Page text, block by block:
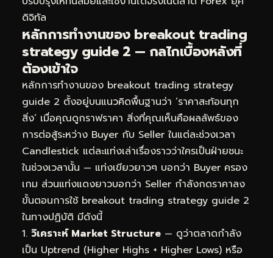
ดิจิทัล
หลักการทำงานของ breakout trading
strategy guide 2 — กลไกเบื้องหลังที่
ต้องเข้าใจ
หลักการทำงานของ breakout trading strategy
guide 2 ตั้งอยู่บนแนวคิดพื้นฐานว่า ‘ราคาสะท้อนทุก
สิ่ง’ เมื่อคุณดูกราฟราคา สิ่งที่คุณเห็นคือผลลัพธ์ของ
การต่อสู้ระหว่าง Buyer กับ Seller ในแต่ละช่วงเวลา
Candlestick แต่ละแท่งเล่าเรื่องราวว่าใครเป็นฝ่ายชนะ
ในช่วงเวลานั้น — แท่งเขียวยาวๆ บอกว่า Buyer ครอง
เกม ส่วนแท่งแดงยาวบอกว่า Seller กำลังกดราคาลง
ขั้นตอนการใช้ breakout trading strategy guide 2
ในทางปฏิบัติ มีดังนี้
วิเคราะห์ Market Structure — ดูว่าตลาดกำลัง
เป็น Uptrend (Higher Highs + Higher Lows) หรือ